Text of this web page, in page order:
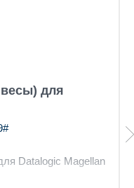
весы) для
Datalogic Magellan